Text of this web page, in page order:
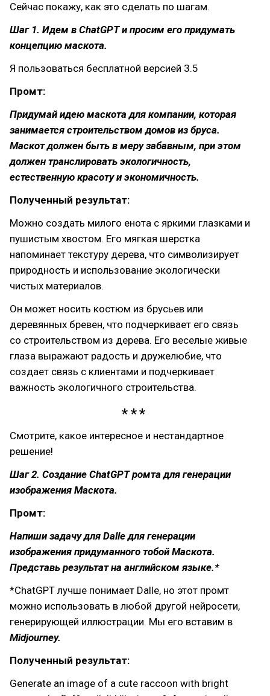
Сейчас покажу, как это сделать по шагам.
Шаг 1. Идем в ChatGPT и просим его придумать
концепцию маскота.
Я пользоваться бесплатной версией 3.5
Промт:
Придумай идею маскота для компании, которая
занимается строительством домов из бруса.
Маскот должен быть в меру забавным, при этом
должен транслировать экологичность,
естественную красоту и экономичность.
Полученный результат:
Можно создать милого енота с яркими глазками и
пушистым хвостом. Его мягкая шерстка
напоминает текстуру дерева, что символизирует
природность и использование экологически
чистых материалов.
Он может носить костюм из брусьев или
деревянных бревен, что подчеркивает его связь
со строительством из дерева. Его веселые живые
глаза выражают радость и дружелюбие, что
создает связь с клиентами и подчеркивает
важность экологичного строительства.
Смотрите, какое интересное и нестандартное
решение!
Шаг 2. Создание ChatGPT ромта для генерации
изображения Маскота.
Промт:
Напиши задачу для Dalle для генерации
изображения придуманного тобой Маскота.
Представь результат на английском языке.*
*ChatGPT лучше понимает Dalle, но этот промт
можно использовать в любой другой нейросети,
генерирующей иллюстрации. Мы его вставим в
Midjourney.
Полученный результат:
Generate an image of a cute raccoon with bright